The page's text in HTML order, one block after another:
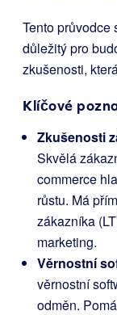
Tento průvodce
důležitý pro
zkušenosti,
Klíčové
Zkušenosti
Skvělá
commerce
růstu. Má
zákazníka
marketing.
Věrnostní
věrnostní
odměn.